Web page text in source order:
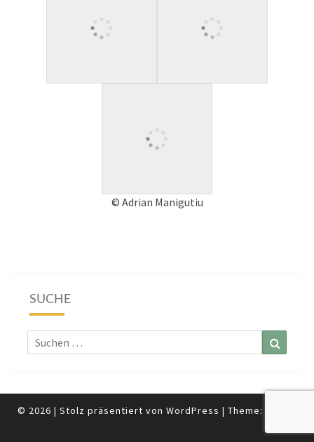
© Adrian Manigutiu
SUCHE
Suchen
nach:
© 2026 | Stolz präsentiert von WordPress | Theme: